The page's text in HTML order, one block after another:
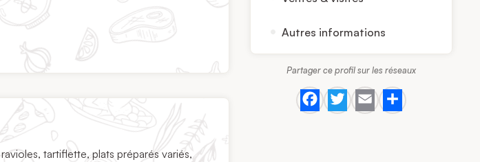
tartiflette, plats préparés variés,
Autres informations
Partager ce profil sur les réseaux
Facebook
Twitter
EmailShare